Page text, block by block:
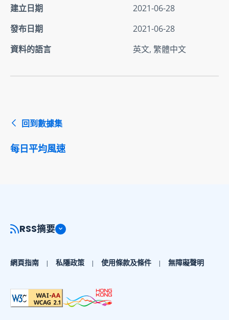
建立日期
2021-06-28
發布日期
2021-06-28
資料的語言
英文, 繁體中文
回到數據集
每日平均風速
RSS摘要
網頁指南 私隱政策 使用條款及條件 無障礙聲明